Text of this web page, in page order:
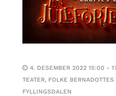
4. DESEMBER 2022 15:00 -
TEATER, FOLKE BERNADOTTES
FYLLINGSDALEN